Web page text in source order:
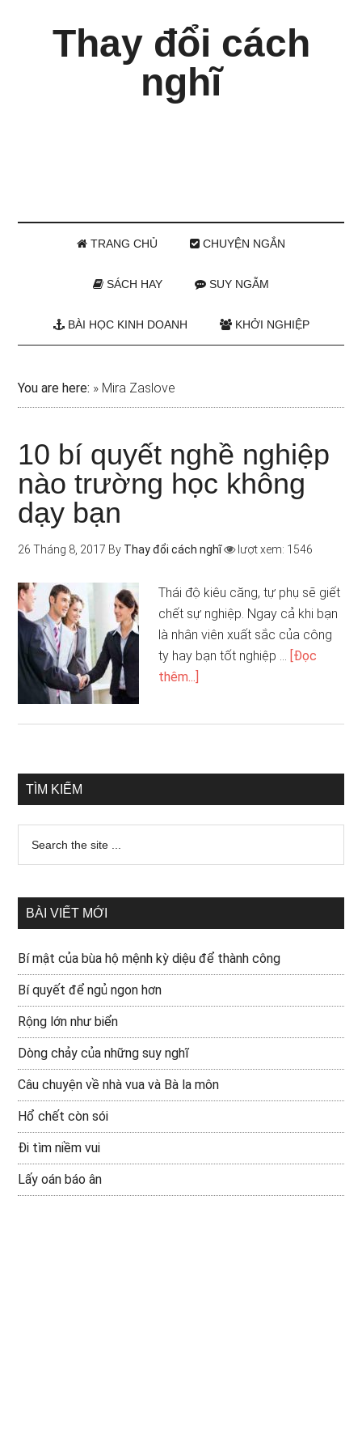
Thay đổi cách
nghĩ
TRANG CHỦ CHUYỆN NGẮN
SÁCH HAY SUY NGẪM
BÀI HỌC KINH DOANH KHỞI NGHIỆP
You are here: » Mira Zaslove
10 bí quyết nghề nghiệp
nào trường học không
dạy bạn
26 Tháng 8, 2017 By Thay đổi cách nghĩ lượt xem: 1546
Thái độ kiêu căng, tự phụ sẽ giết
chết sự nghiệp. Ngay cả khi bạn
là nhân viên xuất sắc của công
ty hay bạn tốt nghiệp … [Đọc
thêm...]
TÌM KIẾM
BÀI VIẾT MỚI
Bí mật của bùa hộ mệnh kỳ diệu để thành công
Bí quyết để ngủ ngon hơn
Rộng lớn như biển
Dòng chảy của những suy nghĩ
Câu chuyện về nhà vua và Bà la môn
Hổ chết còn sói
Đi tìm niềm vui
Lấy oán báo ân